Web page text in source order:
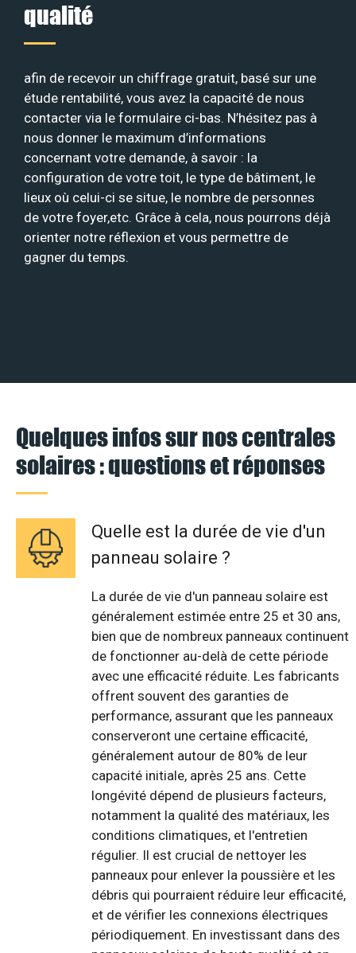
qualité
afin de recevoir un chiffrage gratuit, basé sur une
étude rentabilité, vous avez la capacité de nous
contacter via le formulaire ci-bas. N’hésitez pas à
nous donner le maximum d’informations
concernant votre demande, à savoir : la
configuration de votre toit, le type de bâtiment, le
lieux où celui-ci se situe, le nombre de personnes
de votre foyer,etc. Grâce à cela, nous pourrons déjà
orienter notre réflexion et vous permettre de
gagner du temps.
Quelques infos sur nos centrales
solaires : questions et réponses
Quelle est la durée de vie d'un
panneau solaire ?
La durée de vie d'un panneau solaire est
généralement estimée entre 25 et 30 ans,
bien que de nombreux panneaux continuent
de fonctionner au-delà de cette période
avec une efficacité réduite. Les fabricants
offrent souvent des garanties de
performance, assurant que les panneaux
conserveront une certaine efficacité,
généralement autour de 80% de leur
capacité initiale, après 25 ans. Cette
longévité dépend de plusieurs facteurs,
notamment la qualité des matériaux, les
conditions climatiques, et l'entretien
régulier. Il est crucial de nettoyer les
panneaux pour enlever la poussière et les
débris qui pourraient réduire leur efficacité,
et de vérifier les connexions électriques
périodiquement. En investissant dans des